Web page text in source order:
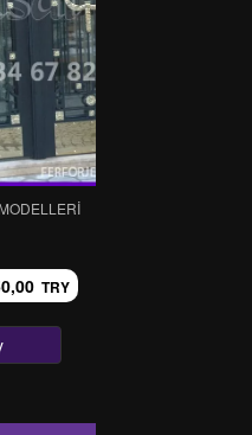
TRY